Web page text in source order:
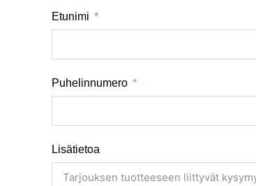
Etunimi
Puhelinnumero
Lisätietoa